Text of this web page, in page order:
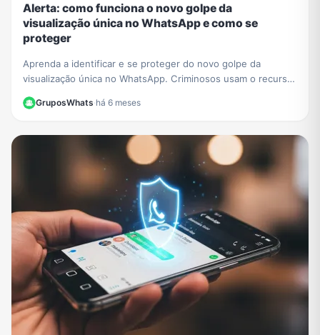
Alerta: como funciona o novo golpe da
visualização única no WhatsApp e como se
proteger
Aprenda a identificar e se proteger do novo golpe da
visualização única no WhatsApp. Criminosos usam o recurso
para extorquir vítimas. Saiba como agir.
GruposWhats·há 6 meses